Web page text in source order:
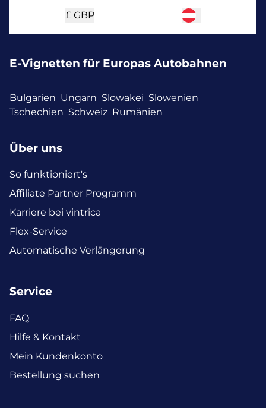
£ GBP
E-Vignetten für Europas Autobahnen
Bulgarien Ungarn Slowakei Slowenien
Tschechien Schweiz Rumänien
Über uns
So funktioniert's
Affiliate Partner Programm
Karriere bei vintrica
Flex-Service
Automatische Verlängerung
Service
FAQ
Hilfe & Kontakt
Mein Kundenkonto
Bestellung suchen